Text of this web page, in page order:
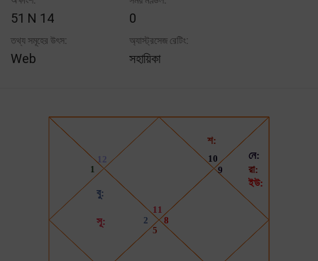
51 N 14 0
তথ্য সমূহের উৎস:
Web
অ্যাস্ট্রসেজ রেটিং:
সহায়িকা